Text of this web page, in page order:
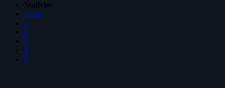
Staffeln:
Filme
1
2
3
4
5